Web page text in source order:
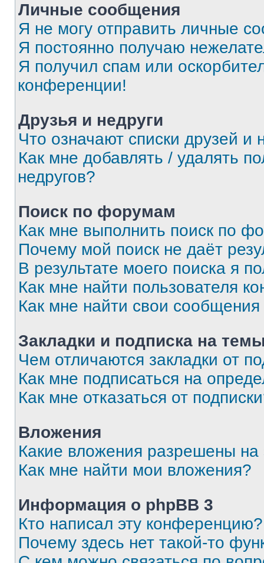
Личные сообщения
Я не могу отправить личные
Я постоянно получаю
Я получил спам или
конференции!
Друзья и недруги
Что означают списки друзей и
Как мне добавлять / удалять
недругов?
Поиск по форумам
Как мне выполнить поиск по
Почему мой поиск не даёт
В результате моего поиска я
Как мне найти пользователя
Как мне найти свои
Закладки и подписка на
Чем отличаются закладки от
Как мне подписаться на
Как мне отказаться от
Вложения
Какие вложения разрешены
Как мне найти мои вложения?
Информация о phpBB 3
Кто написал эту конференцию?
Почему здесь нет такой-то